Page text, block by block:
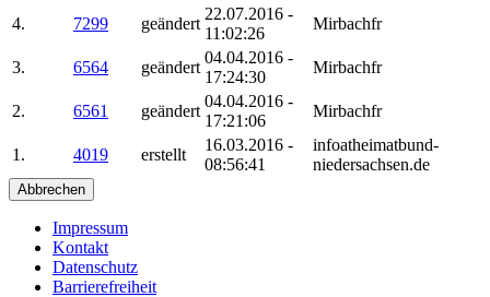
4. 7299 geändert
22.07.2016 -
11:02:26
Mirbachfr
3. 6564 geändert
04.04.2016 -
17:24:30
Mirbachfr
2. 6561 geändert
04.04.2016 -
17:21:06
Mirbachfr
1. 4019 erstellt
16.03.2016 -
08:56:41
infoatheimatbund-
niedersachsen.de
Abbrechen
Impressum
Kontakt
Datenschutz
Barrierefreiheit